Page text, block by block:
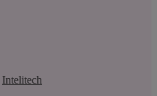
Intelitech